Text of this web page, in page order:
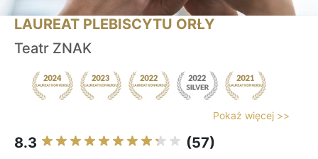
LAUREAT PLEBISCYTU ORŁY
Teatr ZNAK
Pokaż więcej >>
8.3 (57)